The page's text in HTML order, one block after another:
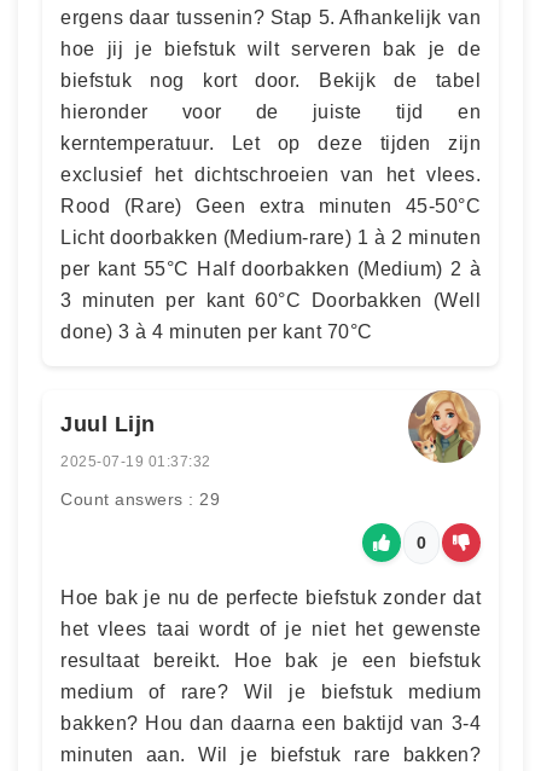
ergens daar tussenin? Stap 5. Afhankelijk van
hoe jij je biefstuk wilt serveren bak je de
biefstuk nog kort door. Bekijk de tabel
hieronder voor de juiste tijd en
kerntemperatuur. Let op deze tijden zijn
exclusief het dichtschroeien van het vlees.
Rood (Rare) Geen extra minuten 45-50°C
Licht doorbakken (Medium-rare) 1 à 2 minuten
per kant 55°C Half doorbakken (Medium) 2 à
3 minuten per kant 60°C Doorbakken (Well
done) 3 à 4 minuten per kant 70°C
Juul Lijn
2025-07-19 01:37:32
Count answers : 29
0
Hoe bak je nu de perfecte biefstuk zonder dat
het vlees taai wordt of je niet het gewenste
resultaat bereikt. Hoe bak je een biefstuk
medium of rare? Wil je biefstuk medium
bakken? Hou dan daarna een baktijd van 3-4
minuten aan. Wil je biefstuk rare bakken?